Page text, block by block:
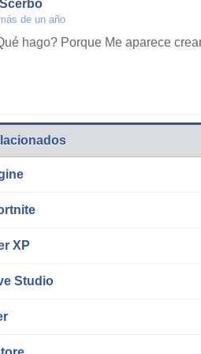
de un año
hago? Porque Me aparece
XP
Studio